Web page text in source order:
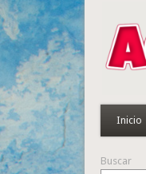
Inicio
Buscar